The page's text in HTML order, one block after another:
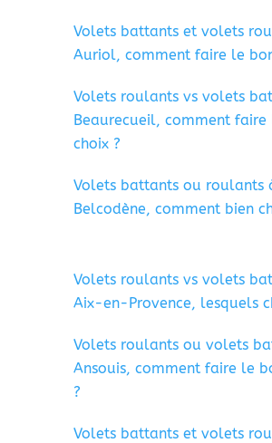
Volets battants et volets
Auriol, comment faire le
Volets roulants vs volets
Beaurecueil, comment faire
choix ?
Volets battants ou roulants
Belcodène, comment bien
Volets roulants vs volets
Aix-en-Provence, lesquels
Volets roulants ou volets
Ansouis, comment faire le
?
Volets battants et volets